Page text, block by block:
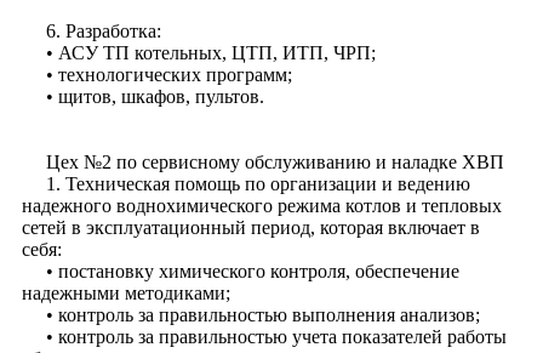
6. Разработка:
• АСУ ТП котельных, ЦТП, ИТП, ЧРП;
• технологических программ;
• щитов, шкафов, пультов.
Цех №2 по сервисному обслуживанию и наладке ХВП
1. Техническая помощь по организации и ведению
надежного воднохимического режима котлов и тепловых
сетей в эксплуатационный период, которая включает в
себя:
• постановку химического контроля, обеспечение
надежными методиками;
• контроль за правильностью выполнения анализов;
• контроль за правильностью учета показателей работы